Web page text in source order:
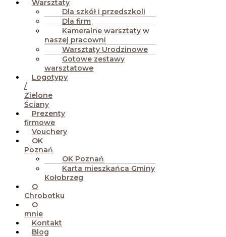
Warsztaty
Dla szkół i przedszkoli
Dla firm
Kameralne warsztaty w
naszej pracowni
Warsztaty Urodzinowe
Gotowe zestawy
warsztatowe
Logotypy
/
Zielone
Ściany
Prezenty
firmowe
Vouchery
OK
Poznań
OK Poznań
Karta mieszkańca Gminy
Kołobrzeg
O
Chrobotku
O
mnie
Kontakt
Blog